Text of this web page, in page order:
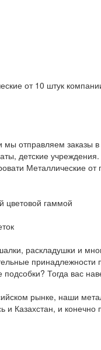
от 10 штук
отправляем заказы
детские учреждения.
Металлические от
цветовой гаммой
раскладушки и
Тогда вас
рынке, наши
Казахстан, и конечно